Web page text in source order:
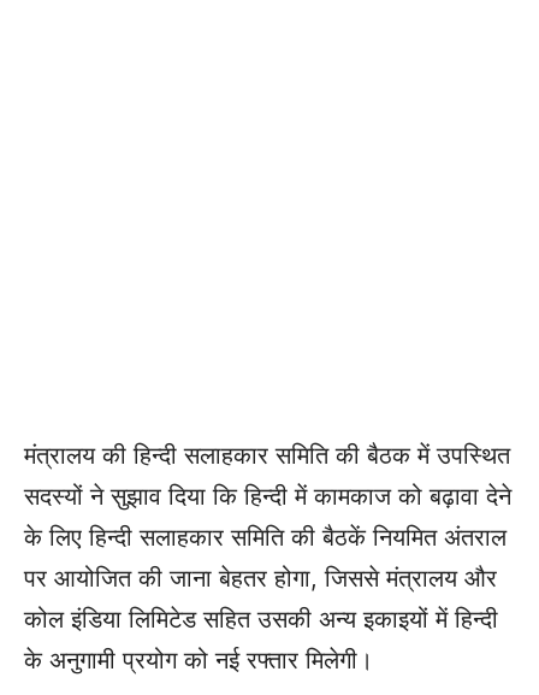
मंत्रालय की हिन्दी सलाहकार समिति की बैठक में उपस्थित
सदस्यों ने सुझाव दिया कि हिन्दी में कामकाज को बढ़ावा देने
के लिए हिन्दी सलाहकार समिति की बैठकें नियमित अंतराल
पर आयोजित की जाना बेहतर होगा, जिससे मंत्रालय और
कोल इंडिया लिमिटेड सहित उसकी अन्य इकाइयों में हिन्दी
के अनुगामी प्रयोग को नई रफ्तार मिलेगी।